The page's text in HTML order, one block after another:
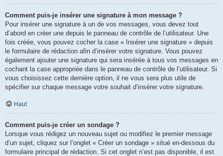
Comment puis-je insérer une signature à mon message ?
Pour insérer une signature à un de vos messages, vous devez tout
d’abord en créer une depuis le panneau de contrôle de l’utilisateur. Une
fois créée, vous pouvez cocher la case « Insérer une signature » depuis
le formulaire de rédaction afin d’insérer votre signature. Vous pouvez
également ajouter une signature qui sera insérée à tous vos messages en
cochant la case appropriée dans le panneau de contrôle de l’utilisateur. Si
vous choisissez cette dernière option, il ne vous sera plus utile de
spécifier sur chaque message votre souhait d’insérer votre signature.
Haut
Comment puis-je créer un sondage ?
Lorsque vous rédigez un nouveau sujet ou modifiez le premier message
d’un sujet, cliquez sur l’onglet « Créer un sondage » situé en-dessous du
formulaire principal de rédaction. Si cet onglet n’est pas disponible, il est